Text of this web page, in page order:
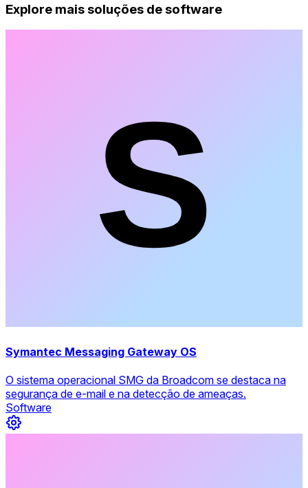
Explore mais soluções de software
Symantec Messaging Gateway OS
O sistema operacional SMG da Broadcom se destaca na
segurança de e-mail e na detecção de ameaças.
Software